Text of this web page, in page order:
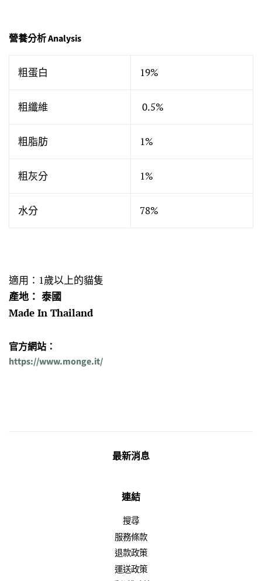
營養分析 Analysis
粗蛋白 19%
粗纖維 0.5%
粗脂肪 1%
粗灰分 1%
水分 78%
適用：1歲以上的貓隻
產地： 泰國
Made In Thailand
官方網站：
https://www.monge.it/
最新消息
連結
搜尋
服務條款
退款政策
運送政策